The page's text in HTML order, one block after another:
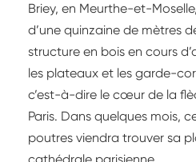
Briey, en Meurthe-et-
d’une quinzaine de mètres
structure en bois en cours
les plateaux et les garde-
c’est-à-dire le cœur de la
Paris. Dans quelques mois,
poutres viendra trouver sa